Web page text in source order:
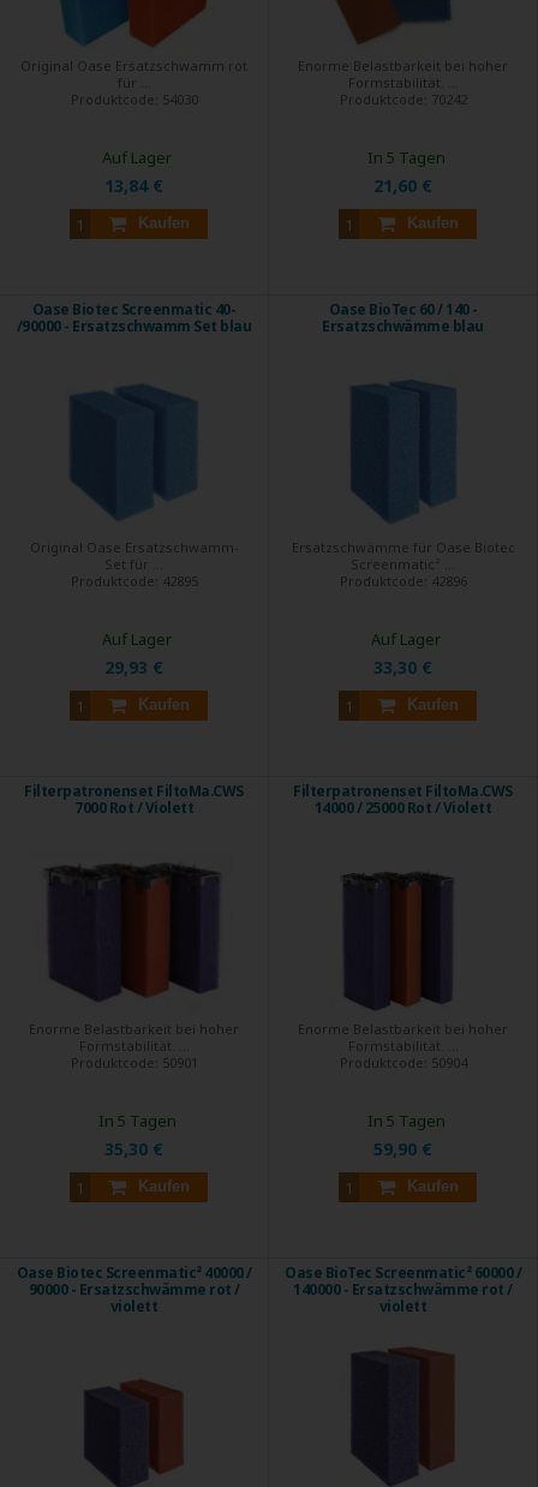
Original Oase Ersatzschwamm rot
für ...
Produktcode: 54030
13,84 €
Kaufen
Auf Lager
Enorme Belastbarkeit bei hoher
Formstabilität. ...
Produktcode: 70242
21,60 €
Kaufen
In 5 Tagen
Oase Biotec Screenmatic 40-
/90000 - Ersatzschwamm Set blau
Original Oase Ersatzschwamm-
Set für ...
Produktcode: 42895
29,93 €
Kaufen
Auf Lager
Oase BioTec 60 / 140 -
Ersatzschwämme blau
Ersatzschwämme für Oase Biotec
Screenmatic² ...
Produktcode: 42896
33,30 €
Kaufen
Auf Lager
Filterpatronenset FiltoMa.CWS
7000 Rot / Violett
Enorme Belastbarkeit bei hoher
Formstabilität. ...
Produktcode: 50901
35,30 €
Kaufen
In 5 Tagen
Filterpatronenset FiltoMa.CWS
14000 / 25000 Rot / Violett
Enorme Belastbarkeit bei hoher
Formstabilität. ...
Produktcode: 50904
59,90 €
Kaufen
In 5 Tagen
Oase Biotec Screenmatic² 40000 /
90000 - Ersatzschwämme rot /
violett
Oase BioTec Screenmatic² 60000 /
140000 - Ersatzschwämme rot /
violett